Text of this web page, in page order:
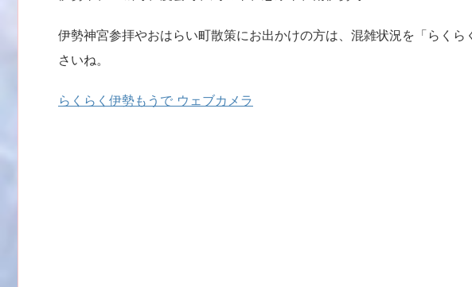
伊勢神宮参拝やおはらい町散策にお出かけの方は、混雑状況を「らく
さいね。
らくらく伊勢もうで ウェブカメラ